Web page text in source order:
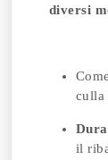
diversi
culla
il